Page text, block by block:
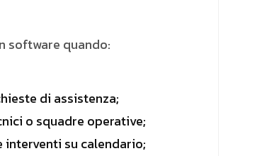
software quando:
di assistenza;
o squadre operative;
interventi su calendario;